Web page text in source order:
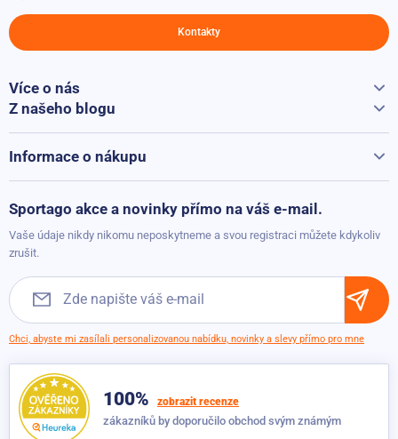
Kontakty
Více o nás
Vše o Sportago
Kontakty
Z našeho blogu
Běžecké pásy při přepravě hýčkáme
Informace o nákupu
Obchodní podmínky
Sportago akce a novinky přímo na váš e-mail.
Vaše údaje nikdy nikomu neposkytneme a svou registraci můžete kdykoliv
zrušit.
Chci, abyste mi zasílali personalizovanou nabídku, novinky a slevy přímo pro mne
100% zobrazit recenze
zákazníků by doporučilo obchod svým známým